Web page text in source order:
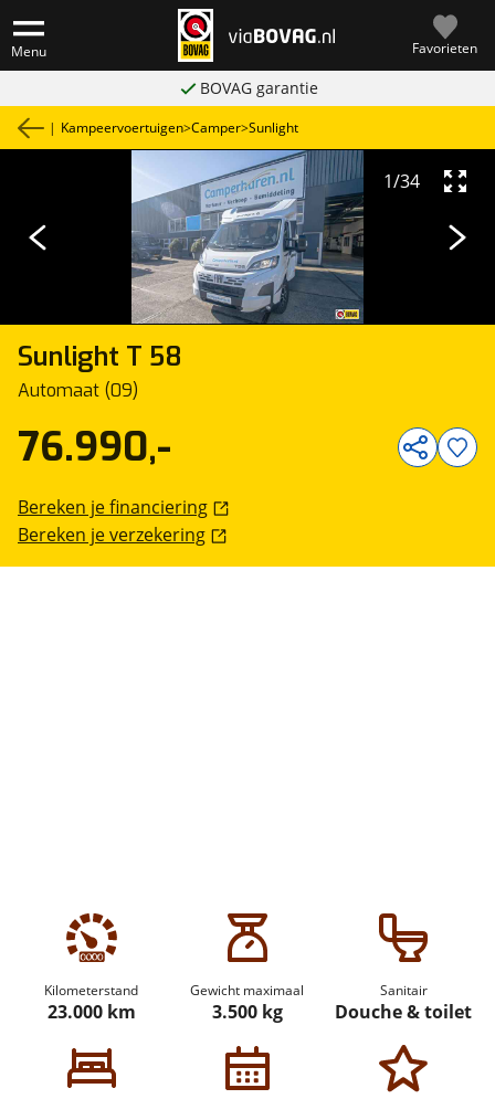
Menu Favorieten
BOVAG garantie
| Kampeervoertuigen>Camper>Sunlight
Sunlight T 58
Automaat (09)
1/34
Kilometerstand
23.000 km
Gewicht maximaal
3.500 kg
Sanitair
Douche & toilet
76.990,-
Bereken je financiering
Bereken je verzekering